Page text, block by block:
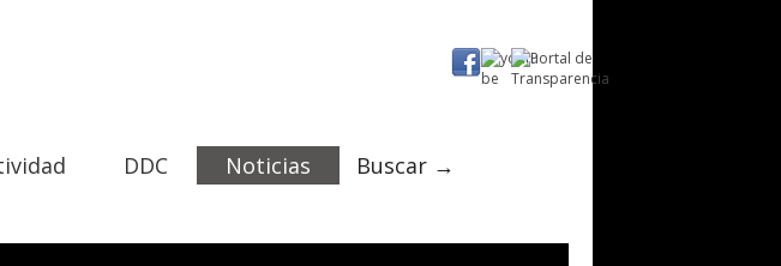
DDC Noticias Buscar →